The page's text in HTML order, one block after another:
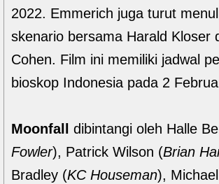
2022. Emmerich juga turut
skenario bersama Harald Kloser
Cohen. Film ini memiliki jadwal
bioskop Indonesia pada 2
Moonfall dibintangi oleh Halle
Fowler), Patrick Wilson (Brian
Bradley (KC Houseman),